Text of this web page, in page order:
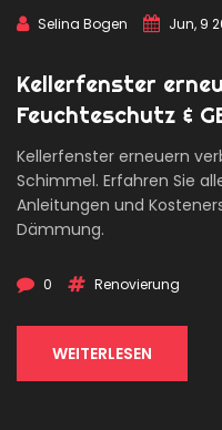
Selina Bogen Jun, 9
Kellerfenster
Feuchteschutz &
Kellerfenster erneuern
Schimmel. Erfahren Sie
Anleitungen und
Dämmung.
0 Renovierung
WEITERLESEN